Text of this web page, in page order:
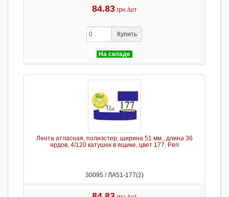
84.83 грн./шт
Купить
На складе
Лента атласная, полиэстер, ширина 51 мм., длина 36
ярдов, 4/120 катушек в ящике, цвет 177, Peri
30095 / ЛА51-177(2)